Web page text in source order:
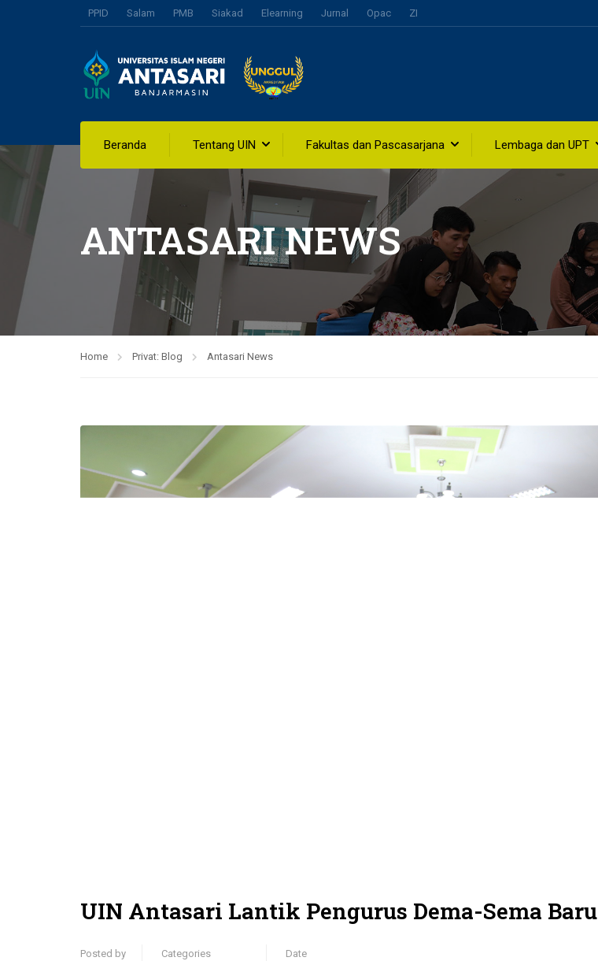
PPID Salam PMB Siakad Elearning Jurnal Opac ZI
Beranda Tentang UIN Fakultas dan Pascasarjana Lembaga dan UPT
ANTASARI NEWS
Home Privat: Blog Antasari News
UIN Antasari Lantik Pengurus Dema-Sema Baru
Posted by Categories Date